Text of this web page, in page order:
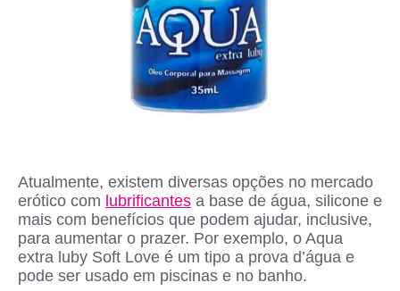
Atualmente, existem diversas opções no mercado
erótico com lubrificantes a base de água, silicone e
mais com benefícios que podem ajudar, inclusive,
para aumentar o prazer. Por exemplo, o Aqua
extra luby Soft Love é um tipo a prova d’água e
pode ser usado em piscinas e no banho.